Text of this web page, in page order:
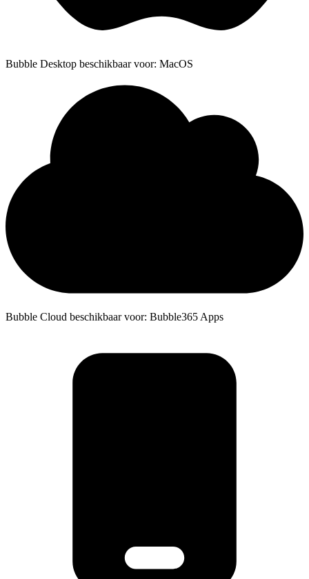
Bubble Desktop beschikbaar voor: MacOS
Bubble Cloud beschikbaar voor: Bubble365 Apps